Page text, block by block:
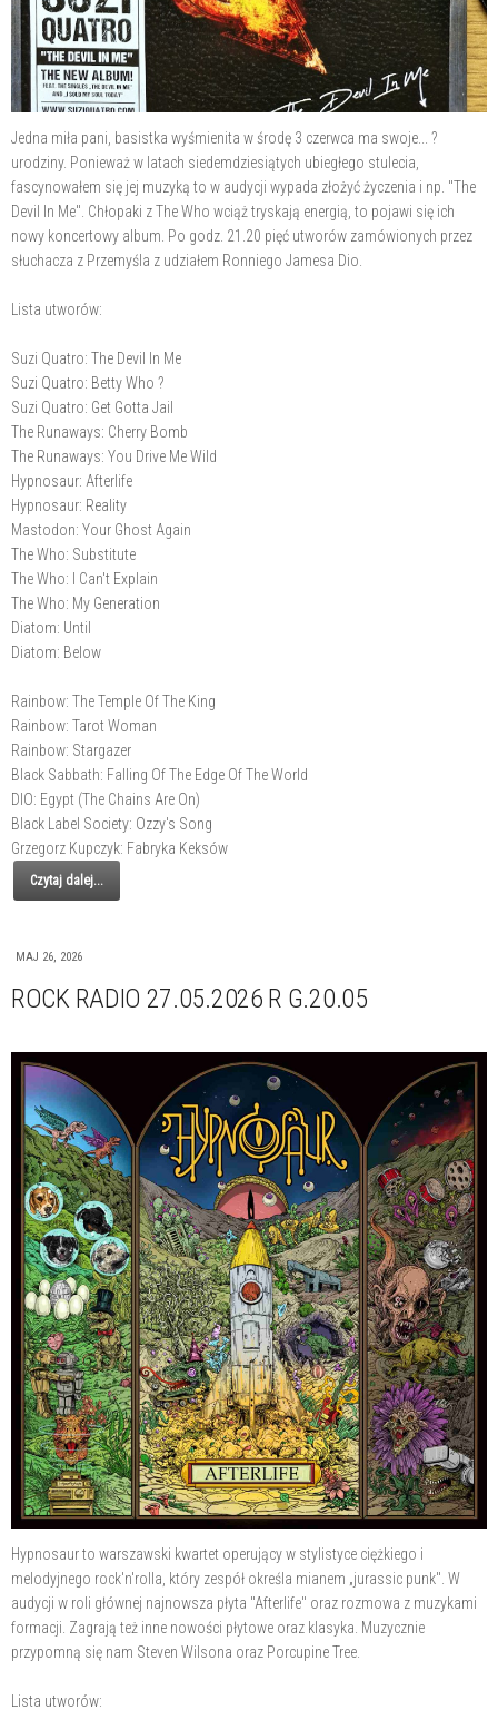
Jedna miła pani, basistka wyśmienita w środę 3 czerwca ma swoje... ?
urodziny. Ponieważ w latach siedemdziesiątych ubiegłego stulecia,
fascynowałem się jej muzyką to w audycji wypada złożyć życzenia i np. "The
Devil In Me". Chłopaki z The Who wciąż tryskają energią, to pojawi się ich
nowy koncertowy album. Po godz. 21.20 pięć utworów zamówionych przez
słuchacza z Przemyśla z udziałem Ronniego Jamesa Dio.
Lista utworów:
Suzi Quatro: The Devil In Me
Suzi Quatro: Betty Who ?
Suzi Quatro: Get Gotta Jail
The Runaways: Cherry Bomb
The Runaways: You Drive Me Wild
Hypnosaur: Afterlife
Hypnosaur: Reality
Mastodon: Your Ghost Again
The Who: Substitute
The Who: I Can't Explain
The Who: My Generation
Diatom: Until
Diatom: Below
Rainbow: The Temple Of The King
Rainbow: Tarot Woman
Rainbow: Stargazer
Black Sabbath: Falling Of The Edge Of The World
DIO: Egypt (The Chains Are On)
Black Label Society: Ozzy's Song
Grzegorz Kupczyk: Fabryka Keksów
Czytaj dalej...
MAJ 26, 2026
ROCK RADIO 27.05.2026 R G.20.05
Hypnosaur to warszawski kwartet operujący w stylistyce ciężkiego i
melodyjnego rock'n'rolla, który zespół określa mianem „jurassic punk". W
audycji w roli głównej najnowsza płyta "Afterlife" oraz rozmowa z muzykami
formacji. Zagrają też inne nowości płytowe oraz klasyka. Muzycznie
przypomną się nam Steven Wilsona oraz Porcupine Tree.
Lista utworów: